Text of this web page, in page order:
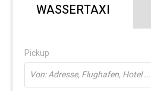
WASSERTAXI
Pickup
Von: Adresse, Flughafen, Hotel ...